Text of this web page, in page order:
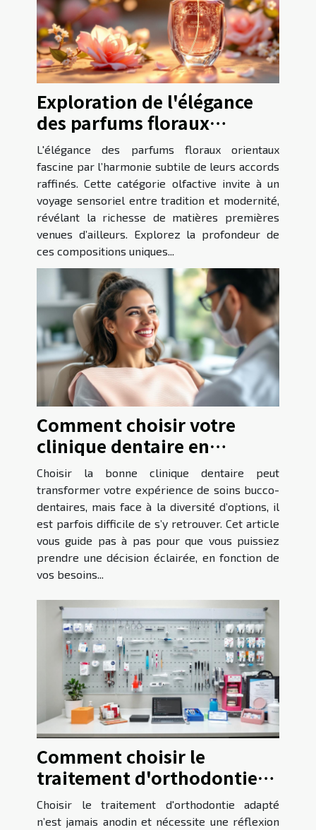
Exploration de l'élégance
des parfums floraux
orientaux
L'élégance des parfums floraux orientaux
fascine par l’harmonie subtile de leurs accords
raffinés. Cette catégorie olfactive invite à un
voyage sensoriel entre tradition et modernité,
révélant la richesse de matières premières
venues d’ailleurs. Explorez la profondeur de
ces compositions uniques...
Comment choisir votre
clinique dentaire en
fonction de vos besoins ?
Choisir la bonne clinique dentaire peut
transformer votre expérience de soins bucco-
dentaires, mais face à la diversité d’options, il
est parfois difficile de s’y retrouver. Cet article
vous guide pas à pas pour que vous puissiez
prendre une décision éclairée, en fonction de
vos besoins...
Comment choisir le
traitement d'orthodontie
adapté à vos besoins ?
Choisir le traitement d'orthodontie adapté
n’est jamais anodin et nécessite une réflexion